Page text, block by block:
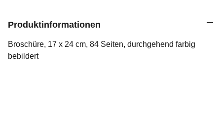
Produktinformationen
Broschüre, 17 x 24 cm, 84 Seiten, durchgehend farbig
bebildert